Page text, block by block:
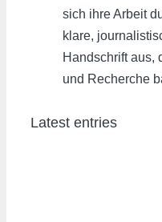
sich ihre Arbeit
klare,
Handschrift aus,
und Recherche
Latest entries